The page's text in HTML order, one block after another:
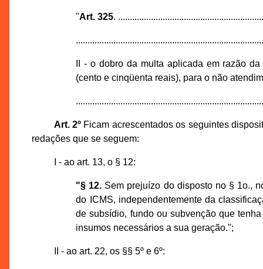
"Art. 325.
II - o dobro da multa aplicada em razão
(cento e cinqüenta reais), para o não
Art. 2ºFicam acrescentados os seguintes
redações que se seguem:
I - ao art. 13, o § 12:
"§ 12. Sem prejuízo do disposto no § 1o.,
do ICMS, independentemente da
de subsídio, fundo ou subvenção que
insumos necessários a sua geração.";
II - ao art. 22, os §§ 5º e 6º: